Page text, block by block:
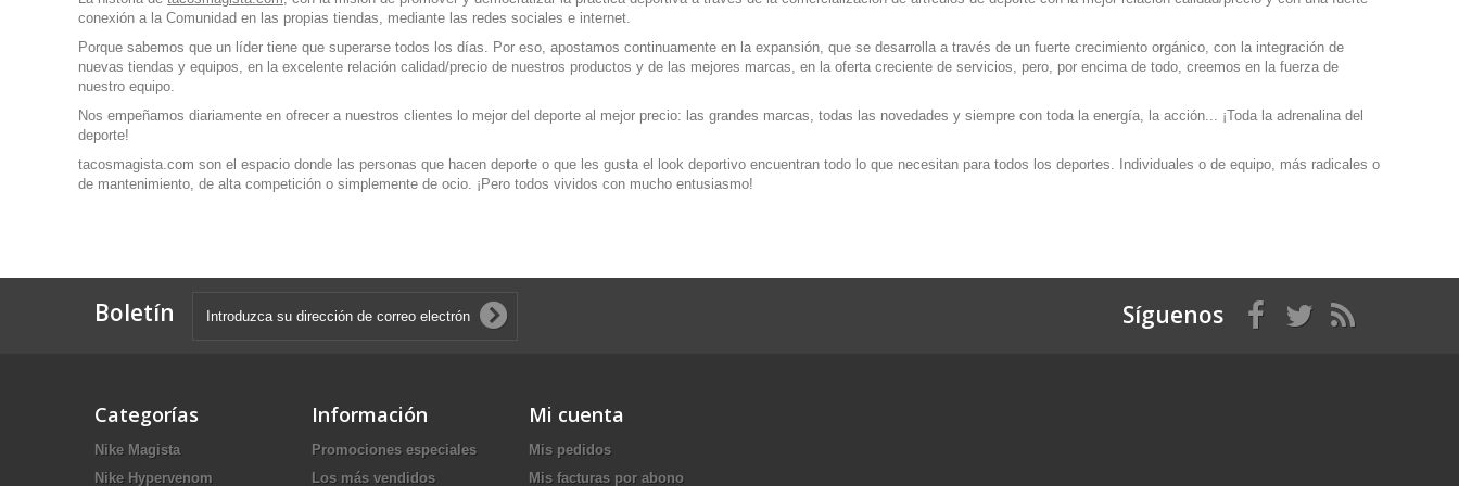
conexión a la Comunidad en las propias tiendas, mediante las redes sociales e internet.
Porque sabemos que un líder tiene que superarse todos los días. Por eso, apostamos continuamente en la expansión, que se desarrolla a través de un fuerte crecimiento orgánico, con la integración de
nuevas tiendas y equipos, en la excelente relación calidad/precio de nuestros productos y de las mejores marcas, en la oferta creciente de servicios, pero, por encima de todo, creemos en la fuerza de
nuestro equipo.
Nos empeñamos diariamente en ofrecer a nuestros clientes lo mejor del deporte al mejor precio: las grandes marcas, todas las novedades y siempre con toda la energía, la acción... ¡Toda la adrenalina del
deporte!
tacosmagista.com son el espacio donde las personas que hacen deporte o que les gusta el look deportivo encuentran todo lo que necesitan para todos los deportes. Individuales o de equipo, más radicales o
de mantenimiento, de alta competición o simplemente de ocio. ¡Pero todos vividos con mucho entusiasmo!
Boletín Síguenos
Categorías
Nike Magista
Nike Hypervenom
Información
Promociones especiales
Los más vendidos
Mi cuenta
Mis pedidos
Mis facturas por abono